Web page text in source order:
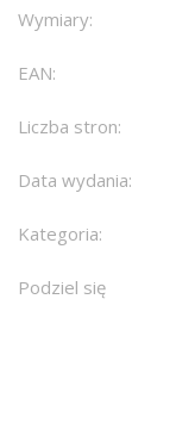
Wymiary:
EAN:
Liczba stron:
Data wydania:
Kategoria:
Podziel się